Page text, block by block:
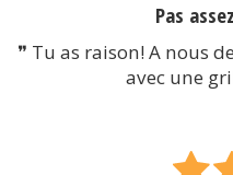
Pas
❞ Tu as raison! A nous
avec une